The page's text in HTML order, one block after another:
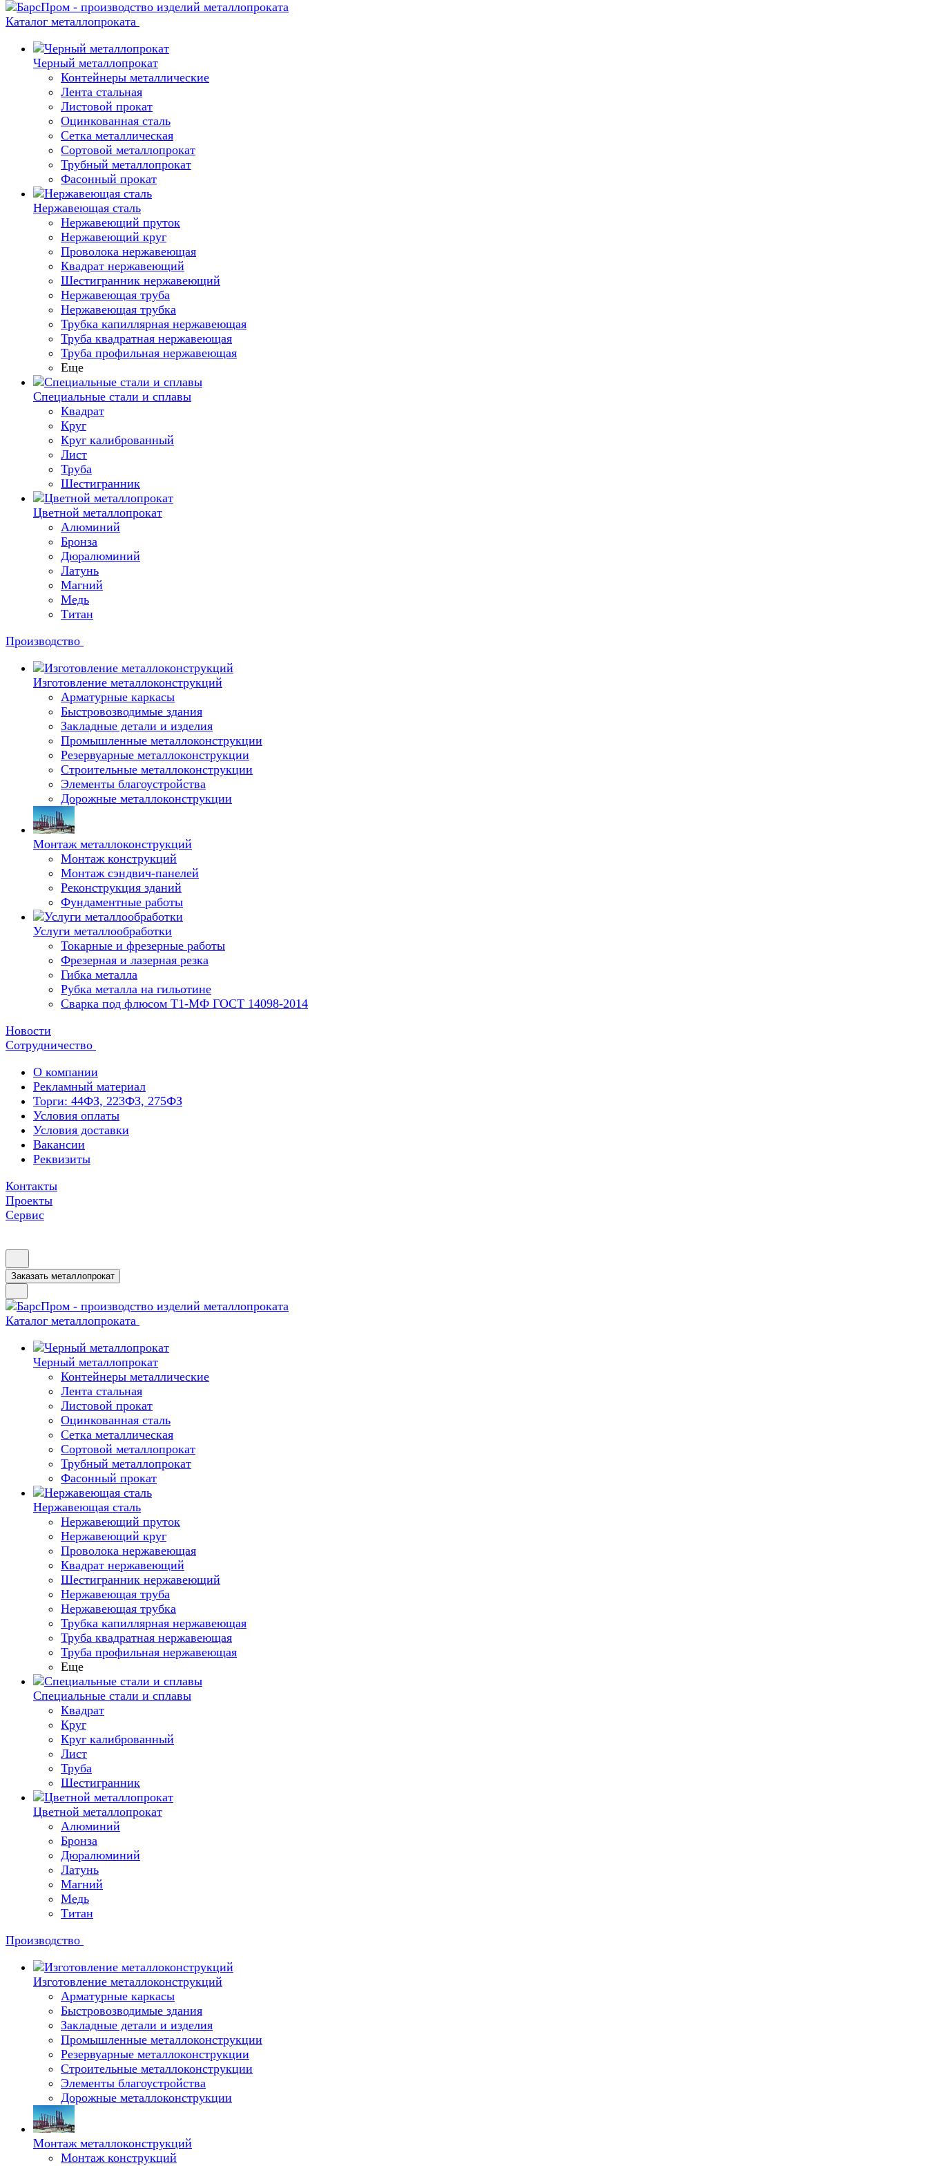
Каталог металлопроката
Черный металлопрокат
Контейнеры металлические
Лента стальная
Листовой прокат
Оцинкованная сталь
Сетка металлическая
Сортовой металлопрокат
Трубный металлопрокат
Фасонный прокат
Нержавеющая сталь
Нержавеющий пруток
Нержавеющий круг
Проволока нержавеющая
Квадрат нержавеющий
Шестигранник нержавеющий
Нержавеющая труба
Нержавеющая трубка
Трубка капиллярная нержавеющая
Труба квадратная нержавеющая
Труба профильная нержавеющая
Еще
Специальные стали и сплавы
Квадрат
Круг
Круг калиброванный
Лист
Труба
Шестигранник
Цветной металлопрокат
Алюминий
Бронза
Дюралюминий
Латунь
Магний
Медь
Титан
Производство
Изготовление металлоконструкций
Арматурные каркасы
Быстровозводимые здания
Закладные детали и изделия
Промышленные металлоконструкции
Резервуарные металлоконструкции
Строительные металлоконструкции
Элементы благоустройства
Дорожные металлоконструкции
Монтаж металлоконструкций
Монтаж конструкций
Монтаж сэндвич-панелей
Реконструкция зданий
Фундаментные работы
Услуги металлообработки
Токарные и фрезерные работы
Фрезерная и лазерная резка
Гибка металла
Рубка металла на гильотине
Сварка под флюсом Т1-МФ ГОСТ 14098-2014
Новости
Сотрудничество
О компании
Рекламный материал
Торги: 44ФЗ, 223ФЗ, 275ФЗ
Условия оплаты
Условия доставки
Вакансии
Реквизиты
Контакты
Проекты
Сервис
Заказать металлопрокат
Каталог металлопроката
Черный металлопрокат
Контейнеры металлические
Лента стальная
Листовой прокат
Оцинкованная сталь
Сетка металлическая
Сортовой металлопрокат
Трубный металлопрокат
Фасонный прокат
Нержавеющая сталь
Нержавеющий пруток
Нержавеющий круг
Проволока нержавеющая
Квадрат нержавеющий
Шестигранник нержавеющий
Нержавеющая труба
Нержавеющая трубка
Трубка капиллярная нержавеющая
Труба квадратная нержавеющая
Труба профильная нержавеющая
Еще
Специальные стали и сплавы
Квадрат
Круг
Круг калиброванный
Лист
Труба
Шестигранник
Цветной металлопрокат
Алюминий
Бронза
Дюралюминий
Латунь
Магний
Медь
Титан
Производство
Изготовление металлоконструкций
Арматурные каркасы
Быстровозводимые здания
Закладные детали и изделия
Промышленные металлоконструкции
Резервуарные металлоконструкции
Строительные металлоконструкции
Элементы благоустройства
Дорожные металлоконструкции
Монтаж металлоконструкций
Монтаж конструкций